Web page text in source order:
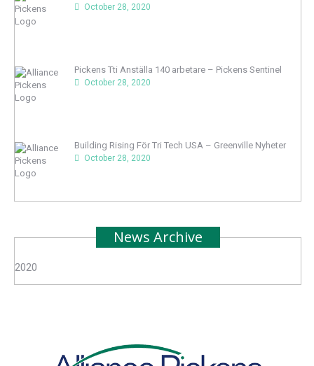
October 28, 2020
Pickens Tti Anställa 140 arbetare – Pickens Sentinel
October 28, 2020
Building Rising För Tri Tech USA – Greenville Nyheter
October 28, 2020
News Archive
2020